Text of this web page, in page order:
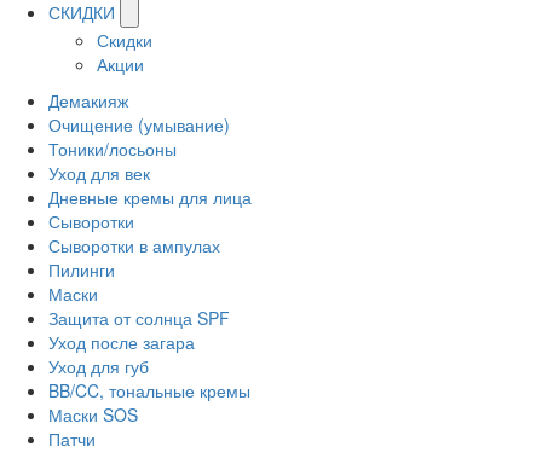
СКИДКИ
Скидки
Акции
Демакияж
Очищение (умывание)
Тоники/лосьоны
Уход для век
Дневные кремы для лица
Сыворотки
Сыворотки в ампулах
Пилинги
Маски
Защита от солнца SPF
Уход после загара
Уход для губ
BB/CC, тональные кремы
Маски SOS
Патчи